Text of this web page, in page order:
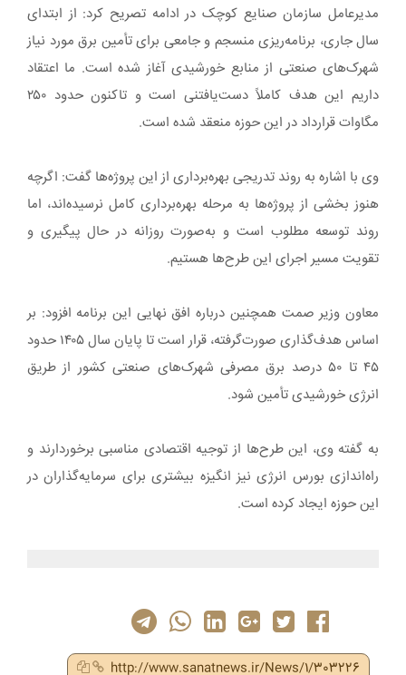
مدیرعامل سازمان صنایع کوچک در ادامه تصریح کرد: از ابتدای
سال جاری، برنامه‌ریزی منسجم و جامعی برای تأمین برق مورد نیاز
شهرک‌های صنعتی از منابع خورشیدی آغاز شده است. ما اعتقاد
داریم این هدف کاملاً دست‌یافتنی است و تاکنون حدود ۲۵۰
مگاوات قرارداد در این حوزه منعقد شده است.
وی با اشاره به روند تدریجی بهره‌برداری از این پروژه‌ها گفت: اگرچه
هنوز بخشی از پروژه‌ها به مرحله بهره‌برداری کامل نرسیده‌اند، اما
روند توسعه مطلوب است و به‌صورت روزانه در حال پیگیری و
تقویت مسیر اجرای این طرح‌ها هستیم.
معاون وزیر صمت همچنین درباره افق نهایی این برنامه افزود: بر
اساس هدف‌گذاری صورت‌گرفته، قرار است تا پایان سال ۱۴۰۵ حدود
۴۵ تا ۵۰ درصد برق مصرفی شهرک‌های صنعتی کشور از طریق
انرژی خورشیدی تأمین شود.
به گفته وی، این طرح‌ها از توجیه اقتصادی مناسبی برخوردارند و
راه‌اندازی بورس انرژی نیز انگیزه بیشتری برای سرمایه‌گذاران در
این حوزه ایجاد کرده است.
http://www.sanatnews.ir/News/1/303226